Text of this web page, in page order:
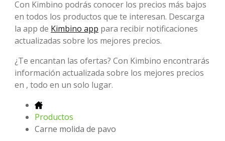
Con Kimbino podrás conocer los precios más bajos
en todos los productos que te interesan. Descarga
la app de Kimbino app para recibir notificaciones
actualizadas sobre los mejores precios.
¿Te encantan las ofertas? Con Kimbino encontrarás
información actualizada sobre los mejores precios
en , todo en un solo lugar.
Productos
Carne molida de pavo